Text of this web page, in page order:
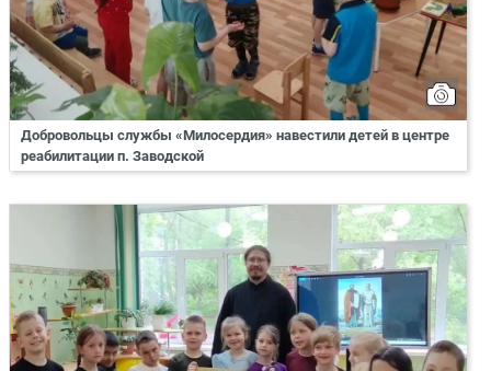
Добровольцы службы «Милосердия» навестили детей в центре
реабилитации п. Заводской